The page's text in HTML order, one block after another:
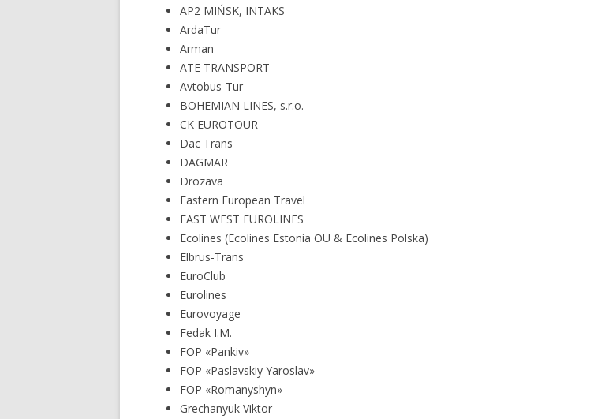
AP2 MIŃSK, INTAKS
ArdaTur
Arman
ATE TRANSPORT
Avtobus-Tur
BOHEMIAN LINES, s.r.o.
CK EUROTOUR
Dac Trans
DAGMAR
Drozava
Eastern European Travel
EAST WEST EUROLINES
Ecolines (Ecolines Estonia OU & Ecolines Polska)
Elbrus-Trans
EuroClub
Eurolines
Eurovoyage
Fedak I.M.
FOP «Pankiv»
FOP «Paslavskiy Yaroslav»
FOP «Romanyshyn»
Grechanyuk Viktor